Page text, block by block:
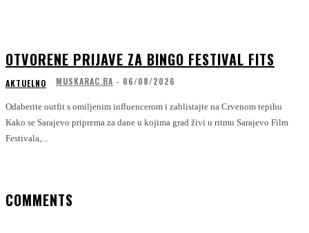
OTVORENE PRIJAVE ZA BINGO FESTIVAL FITS
AKTUELNO MUSKARAC.BA - 06/08/2026
Odaberite outfit s omiljenim influencerom i zablistajte na Crvenom tepihu
Kako se Sarajevo priprema za dane u kojima grad živi u ritmu Sarajevo Film
Festivala,...
COMMENTS